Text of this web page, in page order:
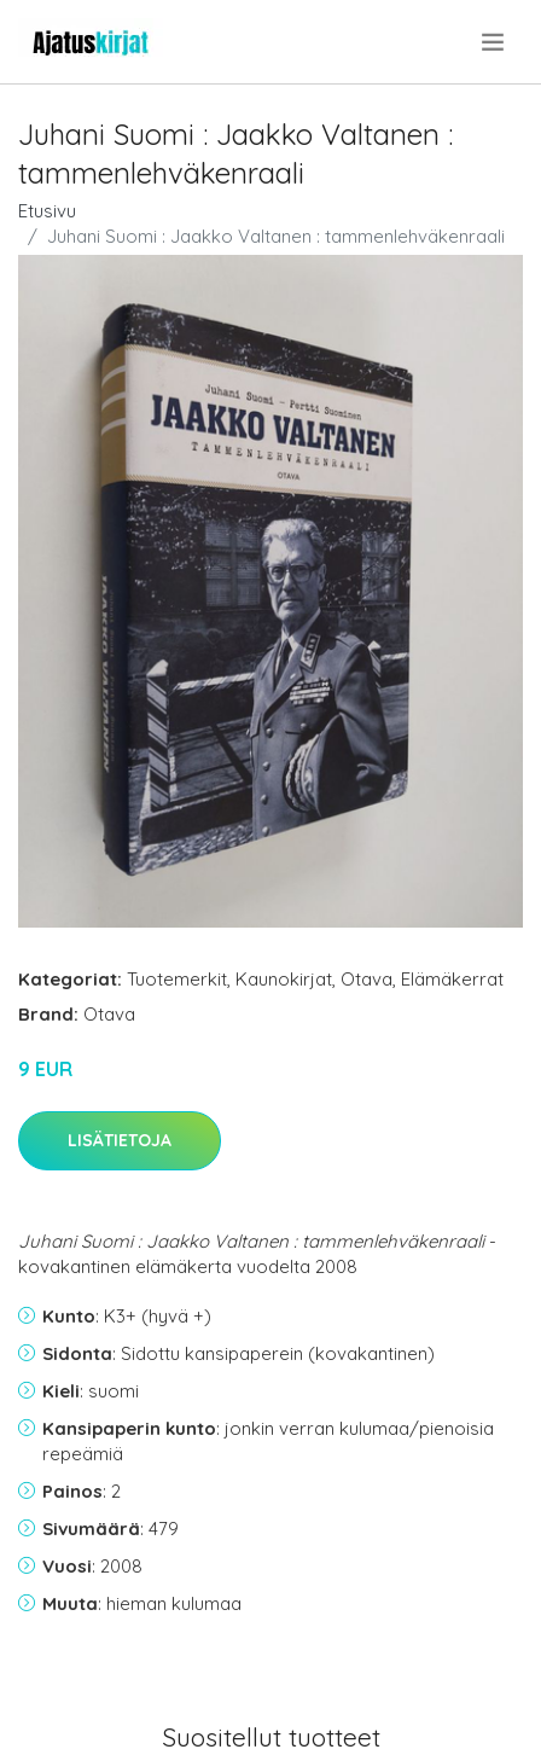
Juhani Suomi : Jaakko Valtanen :
tammenlehväkenraali
Etusivu
Juhani Suomi : Jaakko Valtanen : tammenlehväkenraali
Kategoriat: Tuotemerkit, Kaunokirjat, Otava, Elämäkerrat
Brand: Otava
9 EUR
LISÄTIETOJA
Juhani Suomi : Jaakko Valtanen : tammenlehväkenraali-
kovakantinen elämäkerta vuodelta 2008
Kunto: K3+ (hyvä +)
Sidonta: Sidottu kansipaperein (kovakantinen)
Kieli: suomi
Kansipaperin kunto: jonkin verran kulumaa/pienoisia
repeämiä
Painos: 2
Sivumäärä: 479
Vuosi: 2008
Muuta: hieman kulumaa
Suositellut tuotteet